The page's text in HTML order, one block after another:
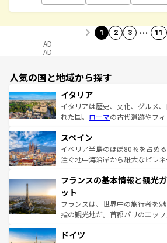
1 2 3 … 11
AD
AD
人気の国と地域から探す
イタリア
イタリアは歴史、文化、グルメ
れた国。 ローマの古代遺跡やフ
ろん、トスカーナの美しい田園風
景など、自然景観も見逃せない
ピザやパスタなど、絶品のイタ
ませてくれるイタリアで、忘れ
なお、新着のイタリア情報は
しい。
スペイン
イベリア半島のほぼ80％を占め
注ぐ地中海沿岸から雄大なピレ
文化が根付くこの国では、情熱
れる闘牛、そして美味しいタパス
る。首都マドリードの洗練され
アートに溢れた街角から、地方
せる。地方によって風土や気候が
フランスの基本情報と観光
ット
フランスは、世界中の旅行者を
指の観光地だ。首都パリのエッ
で、幅広い魅力が詰まっている。
ドイツ